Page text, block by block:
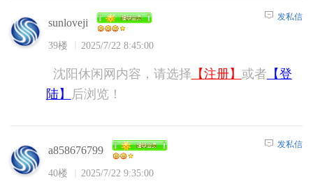
sunloveji
39楼 2025/7/22 8:45:00
发私信
沈阳休闲网内容，请选择 【注册】 或者 【登
陆】
后浏览！
a858676799
40楼 2025/7/22 9:35:00
发私信